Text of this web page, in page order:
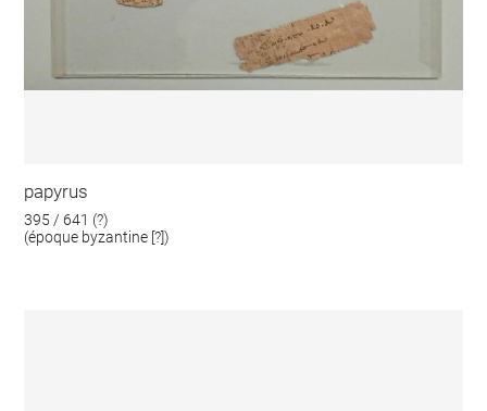
papyrus
395 / 641 (?)
(époque byzantine [?])